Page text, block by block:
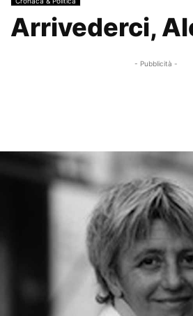
Arrivederci,
- Pubblicità -